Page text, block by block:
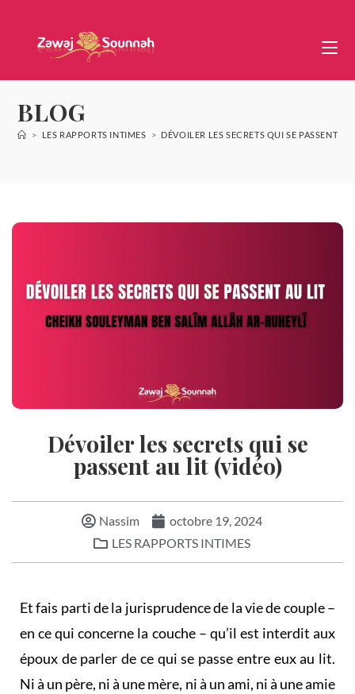
BLOG
> LES RAPPORTS INTIMES > DÉVOILER LES SECRETS QUI SE PASSENT
Dévoiler les secrets qui se
passent au lit (vidéo)
Nassim
octobre 19, 2024
LES RAPPORTS INTIMES
Et fais parti de la jurisprudence de la vie de couple –
en ce qui concerne la couche – qu’il est interdit aux
époux de parler de ce qui se passe entre eux au lit.
Ni à un père, ni à une mère, ni à un ami, ni à une amie